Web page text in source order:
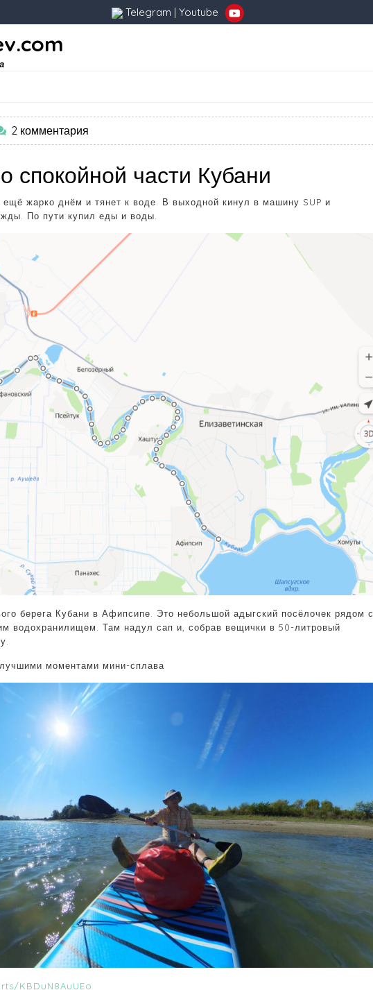
Telegram | Youtube
2 комментария
спокойной части Кубани
ещё жарко днём и тянет к воде. В выходной кинул в машину SUP и
По пути купил еды и воды.
берега Кубани в Афипсипе. Это небольшой адыгский посёлочек рядом с
водохранилищем. Там надул сап и, собрав вещички в 50-литровый
моментами мини-сплава
KBDuN8AuUEo